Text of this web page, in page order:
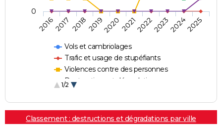
Vols et cambriolages
Trafic et usage de stupéfiants
Violences contre des personnes
Destructions et dégradations
1/2
20162017 20182019202020212022202320242025
0
Classement : destructions et dégradations par ville